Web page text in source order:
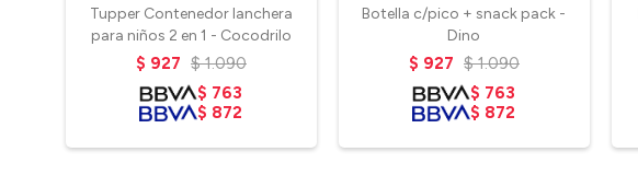
Tupper Contenedor lanchera
para niños 2 en 1 - Cocodrilo
$ 927 $ 1.090
$ 763
$ 872
Botella c/pico + snack pack -
Dino
$ 927 $ 1.090
$ 763
$ 872